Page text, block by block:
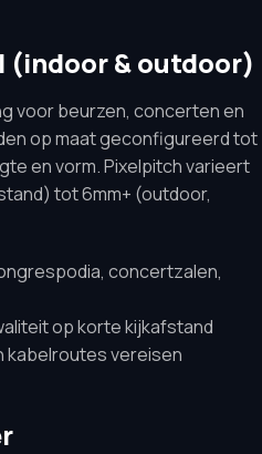
(indoor & outdoor)
voor beurzen, concerten en
op maat geconfigureerd tot
en vorm. Pixelpitch varieert
tot 6mm+ (outdoor,
concertzalen,
op korte kijkafstand
kabelroutes vereisen